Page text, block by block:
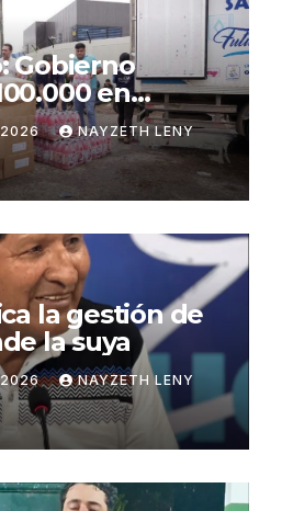
Gobierno
en
afectados
2026 NAYZETH LENY
la gestión de
la suya
2026 NAYZETH LENY